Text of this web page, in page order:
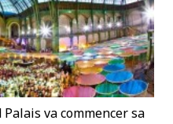
va commencer sa